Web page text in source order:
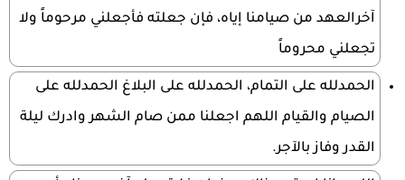
آخرالعهد من صيامنا إياه، فإن جعلته فأجعلني مرحوماً ولا
تجعلني محروماً
الحمدلله على التمام، الحمدلله على البلاغ الحمدلله على
الصيام والقيام اللهم اجعلنا ممن صام الشهر وادرك ليلة
القدر وفاز بالآجر.